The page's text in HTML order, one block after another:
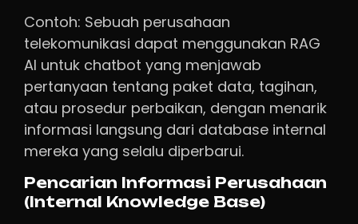
Contoh: Sebuah perusahaan
telekomunikasi dapat menggunakan RAG
AI untuk chatbot yang menjawab
pertanyaan tentang paket data, tagihan,
atau prosedur perbaikan, dengan menarik
informasi langsung dari database internal
mereka yang selalu diperbarui.
Pencarian Informasi Perusahaan
(Internal Knowledge Base)